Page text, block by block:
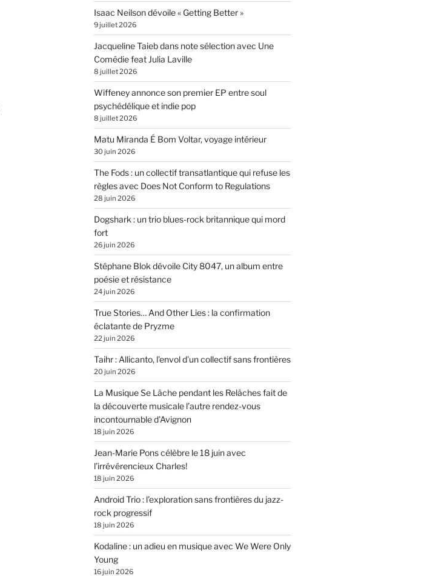
Isaac Neilson dévoile « Getting Better »
9 juillet 2026
Jacqueline Taieb dans note sélection avec Une
Comédie feat Julia Laville
8 juillet 2026
Wiffeney annonce son premier EP entre soul
psychédélique et indie pop
8 juillet 2026
Matu Miranda É Bom Voltar, voyage intérieur
30 juin 2026
The Fods : un collectif transatlantique qui refuse les
règles avec Does Not Conform to Regulations
28 juin 2026
Dogshark : un trio blues-rock britannique qui mord
fort
26 juin 2026
Stéphane Blok dévoile City 8047, un album entre
poésie et résistance
24 juin 2026
True Stories… And Other Lies : la confirmation
éclatante de Pryzme
22 juin 2026
Taihr : Allicanto, l’envol d’un collectif sans frontières
20 juin 2026
La Musique Se Lâche pendant les Relâches fait de
la découverte musicale l’autre rendez-vous
incontournable d’Avignon
18 juin 2026
Jean-Marie Pons célèbre le 18 juin avec
l’irrévérencieux Charles!
18 juin 2026
Android Trio : l’exploration sans frontières du jazz-
rock progressif
18 juin 2026
Kodaline : un adieu en musique avec We Were Only
Young
16 juin 2026